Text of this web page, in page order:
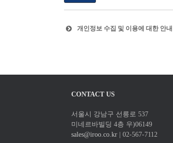
개인정보 수집 및 이용에 대한 안내
CONTACT US
서울시 강남구 선릉로 537
미네르바빌딩 4층 우)06149
sales@iroo.co.kr | 02-567-7112